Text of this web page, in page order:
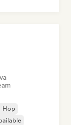
Hop